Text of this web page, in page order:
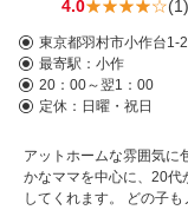
4.0 (1)
東京都羽村市小作台1-
最寄駅： 小作
20：00～翌1：00
定休：日曜・祝日
アットホームな雰囲気に
かなママを中心に、20代
してくれます。 どの子もノリが良く、楽しく会話を楽しみたい方にはピッ